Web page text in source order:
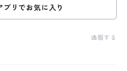
プリでお気に入り
通報する